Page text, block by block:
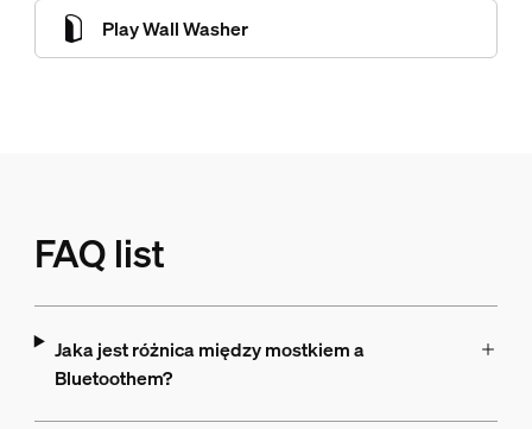
Play Wall Washer
FAQ list
Jaka jest różnica między mostkiem a
Bluetoothem?